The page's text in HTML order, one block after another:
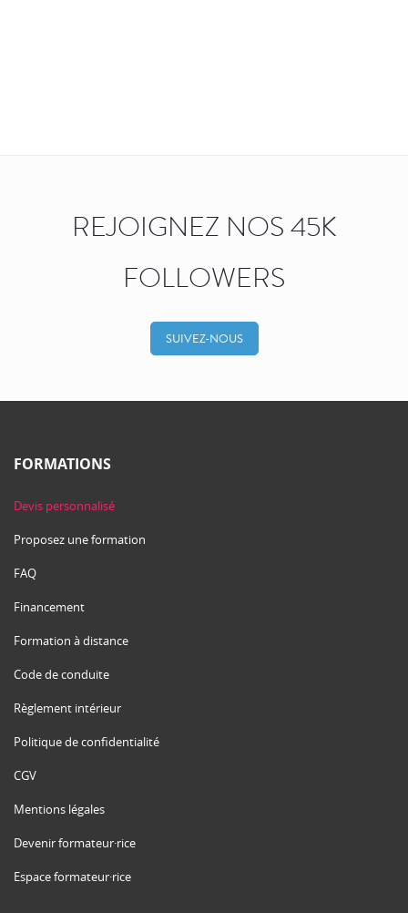
REJOIGNEZ NOS 45K
FOLLOWERS
SUIVEZ-NOUS
FORMATIONS
Devis personnalisé
Proposez une formation
FAQ
Financement
Formation à distance
Code de conduite
Règlement intérieur
Politique de confidentialité
CGV
Mentions légales
Devenir formateur·rice
Espace formateur·rice